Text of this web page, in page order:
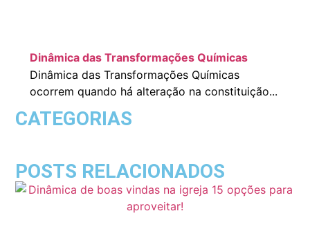
Dinâmica das Transformações Químicas
Dinâmica das Transformações Químicas
ocorrem quando há alteração na constituição...
CATEGORIAS
POSTS RELACIONADOS